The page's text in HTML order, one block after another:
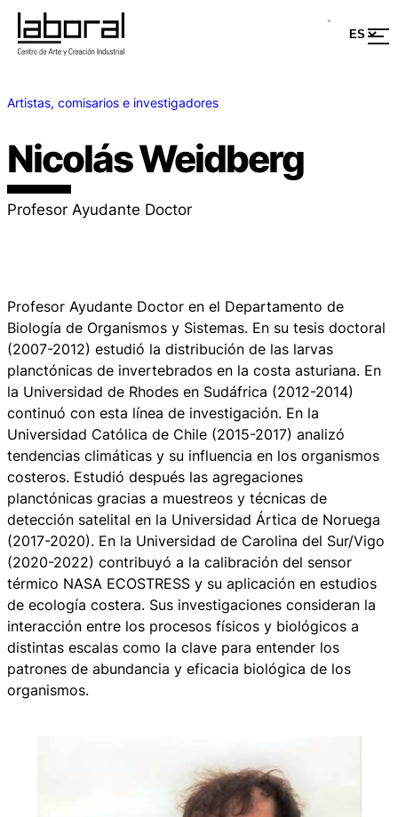
Artistas, comisarios e investigadores
Nicolás Weidberg
Profesor Ayudante Doctor
Profesor Ayudante Doctor en el Departamento de
Biología de Organismos y Sistemas. En su tesis doctoral
(2007-2012) estudió la distribución de las larvas
planctónicas de invertebrados en la costa asturiana. En
la Universidad de Rhodes en Sudáfrica (2012-2014)
continuó con esta línea de investigación. En la
Universidad Católica de Chile (2015-2017) analizó
tendencias climáticas y su influencia en los organismos
costeros. Estudió después las agregaciones
planctónicas gracias a muestreos y técnicas de
detección satelital en la Universidad Ártica de Noruega
(2017-2020). En la Universidad de Carolina del Sur/Vigo
(2020-2022) contribuyó a la calibración del sensor
térmico NASA ECOSTRESS y su aplicación en estudios
de ecología costera. Sus investigaciones consideran la
interacción entre los procesos físicos y biológicos a
distintas escalas como la clave para entender los
patrones de abundancia y eficacia biológica de los
organismos.